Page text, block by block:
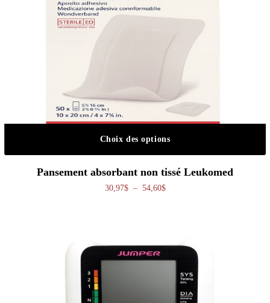
Choix des options
Pansement absorbant non tissé Leukomed
30,97$ – 54,60$Plage de prix : 30,97$ à